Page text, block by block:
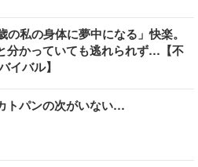
の私の身体に夢中になる」快楽。
分かっていても逃れられず…【不
イバル】
トパンの次がいない…